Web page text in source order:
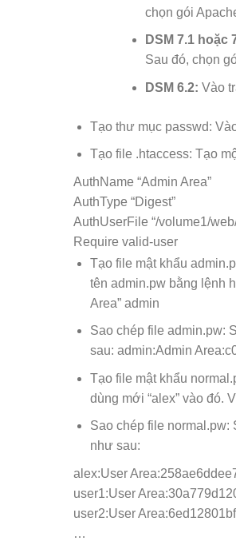
chọn gói
DSM 7.1 hoặc
Sau đó, chọn
DSM 6.2: Vào
Tạo thư mục passwd:
Tạo file .htaccess: Tạo
AuthName “Admin Area”
AuthType “Digest”
AuthUserFile “/volume1/
Require valid-user
Tạo file mật khẩu
tên admin.pw bằng lệnh
Area” admin
Sao chép file admin.pw:
sau: admin:Admin
Tạo file mật khẩu
dùng mới “alex” vào đó.
Sao chép file
như sau:
alex:User
user1:User
user2:User
…